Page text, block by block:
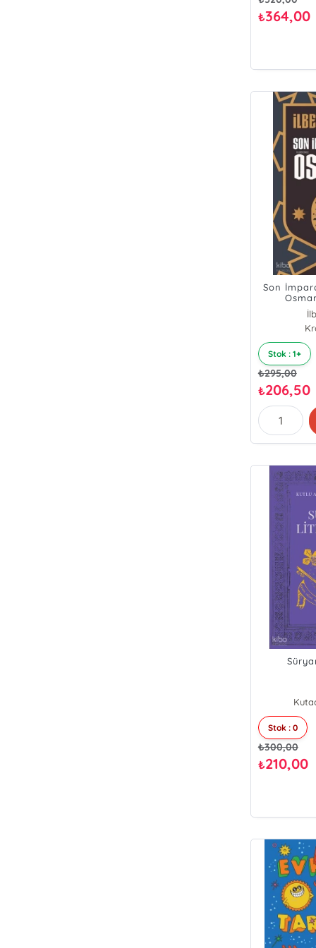
₺364,00
Son
Stok : 1+
₺295,00
₺206,50
Stok : 0
₺300,00
₺210,00